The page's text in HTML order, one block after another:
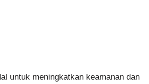
untuk meningkatkan keamanan dan